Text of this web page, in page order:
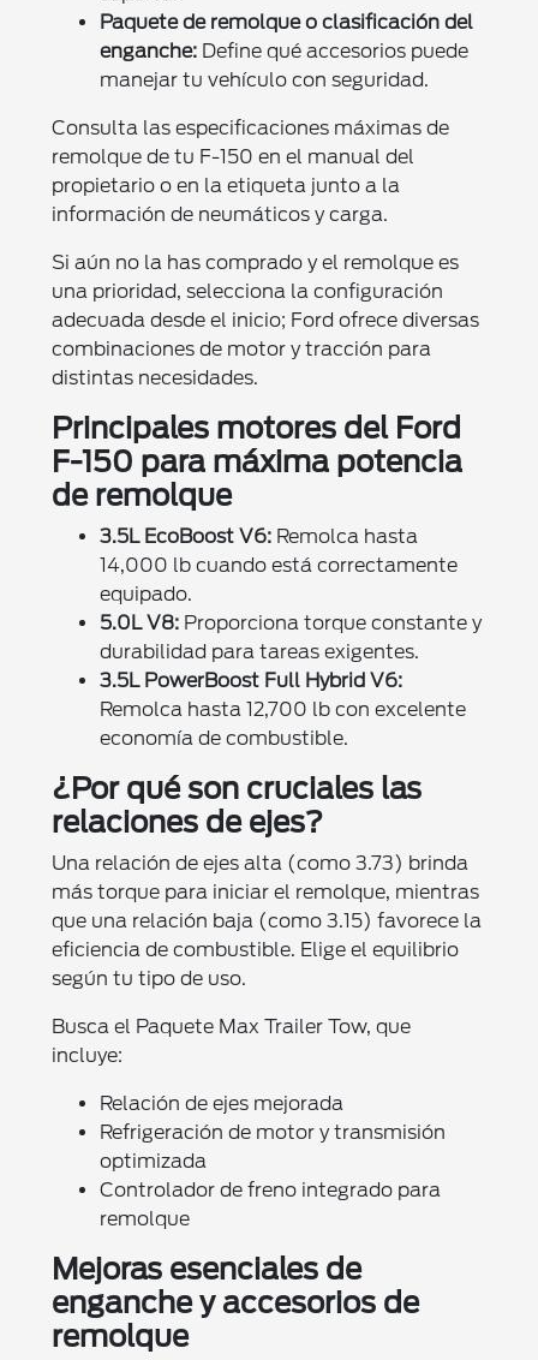
Paquete de remolque o clasificación del
enganche: Define qué accesorios puede
manejar tu vehículo con seguridad.
Consulta las especificaciones máximas de
remolque de tu F-150 en el manual del
propietario o en la etiqueta junto a la
información de neumáticos y carga.
Si aún no la has comprado y el remolque es
una prioridad, selecciona la configuración
adecuada desde el inicio; Ford ofrece diversas
combinaciones de motor y tracción para
distintas necesidades.
Principales motores del Ford
F-150 para máxima potencia
de remolque
3.5L EcoBoost V6: Remolca hasta
14,000 lb cuando está correctamente
equipado.
5.0L V8: Proporciona torque constante y
durabilidad para tareas exigentes.
3.5L PowerBoost Full Hybrid V6:
Remolca hasta 12,700 lb con excelente
economía de combustible.
¿Por qué son cruciales las
relaciones de ejes?
Una relación de ejes alta (como 3.73) brinda
más torque para iniciar el remolque, mientras
que una relación baja (como 3.15) favorece la
eficiencia de combustible. Elige el equilibrio
según tu tipo de uso.
Busca el Paquete Max Trailer Tow, que
incluye:
Relación de ejes mejorada
Refrigeración de motor y transmisión
optimizada
Controlador de freno integrado para
remolque
Mejoras esenciales de
enganche y accesorios de
remolque